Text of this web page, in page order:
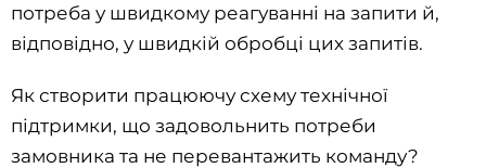
потреба у швидкому реагуванні на запити й,
відповідно, у швидкій обробці цих запитів.
Як створити працюючу схему технічної
підтримки, що задовольнить потреби
замовника та не перевантажить команду?